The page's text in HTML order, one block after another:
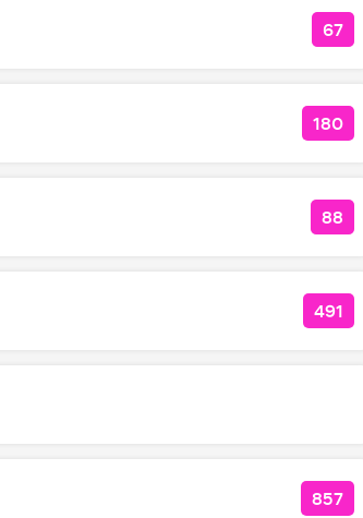
67
180
88
491
857